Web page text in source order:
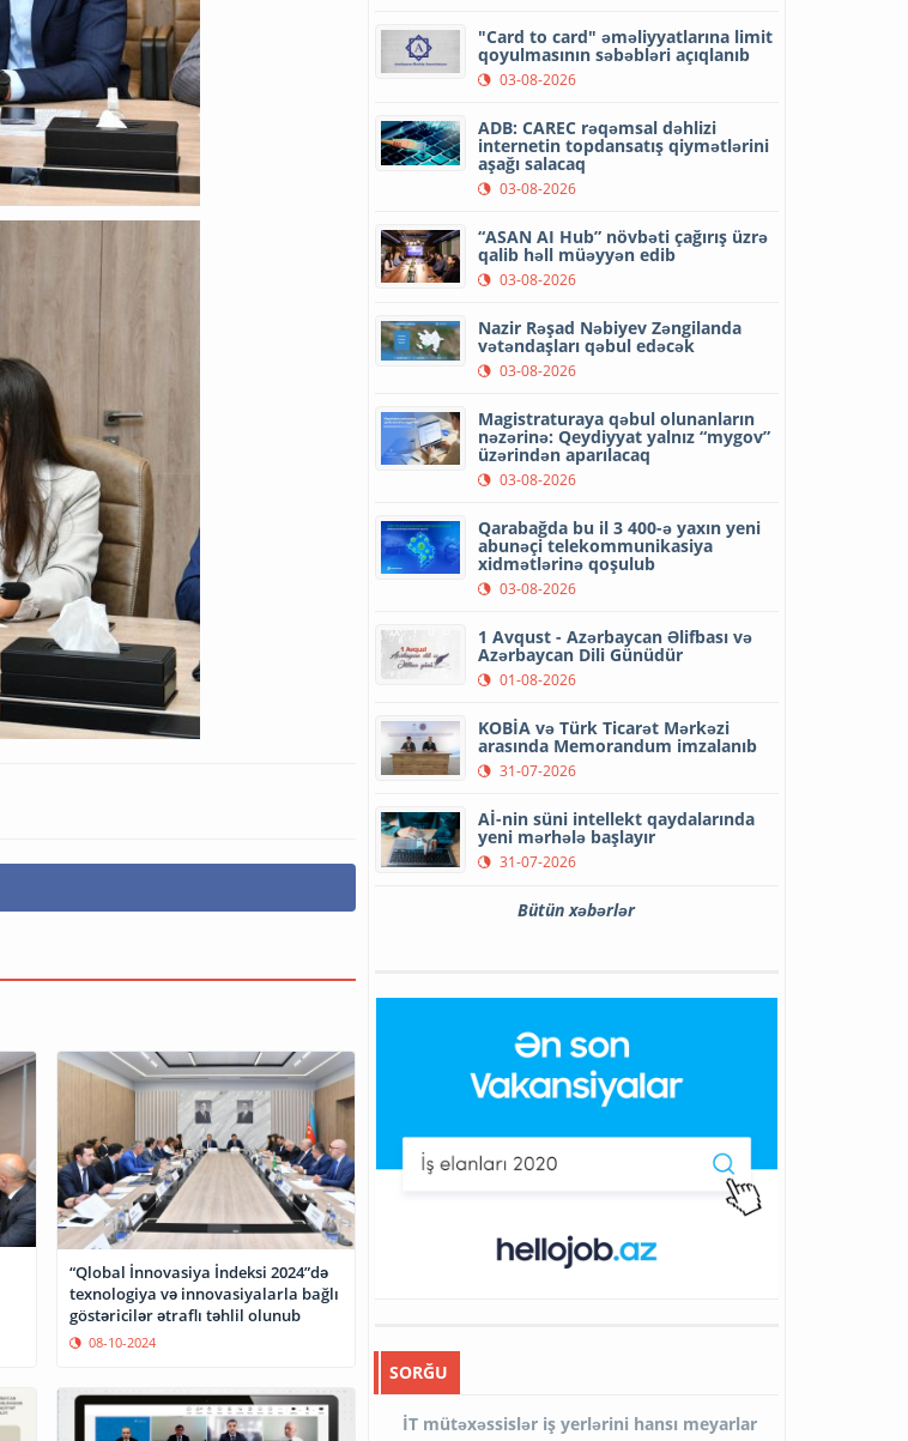
“Qlobal İnnovasiya İndeksi 2024”də
texnologiya və innovasiyalarla bağlı
göstəricilər ətraflı təhlil olunub
08-10-2024
"Card to card" əməliyyatlarına limit
qoyulmasının səbəbləri açıqlanıb
03-08-2026
ADB: CAREC rəqəmsal dəhlizi
internetin topdansatış qiymətlərini
aşağı salacaq
03-08-2026
“ASAN AI Hub” növbəti çağırış üzrə
qalib həll müəyyən edib
03-08-2026
Nazir Rəşad Nəbiyev Zəngilanda
vətəndaşları qəbul edəcək
03-08-2026
Magistraturaya qəbul olunanların
nəzərinə: Qeydiyyat yalnız “mygov”
üzərindən aparılacaq
03-08-2026
Qarabağda bu il 3 400-ə yaxın yeni
abunəçi telekommunikasiya
xidmətlərinə qoşulub
03-08-2026
1 Avqust - Azərbaycan Əlifbası və
Azərbaycan Dili Günüdür
01-08-2026
KOBİA və Türk Ticarət Mərkəzi
arasında Memorandum imzalanıb
31-07-2026
Aİ-nin süni intellekt qaydalarında
yeni mərhələ başlayır
31-07-2026
Bütün xəbərlər
SORĞU
İT mütəxəssislər iş yerlərini hansı meyarlar